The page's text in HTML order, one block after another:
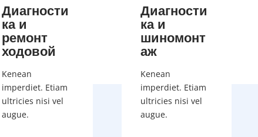
Диагности
ка и
ремонт
ходовой
Kenean
imperdiet. Etiam
ultricies nisi vel
augue.
Диагности
ка и
шиномонт
аж
Kenean
imperdiet. Etiam
ultricies nisi vel
augue.